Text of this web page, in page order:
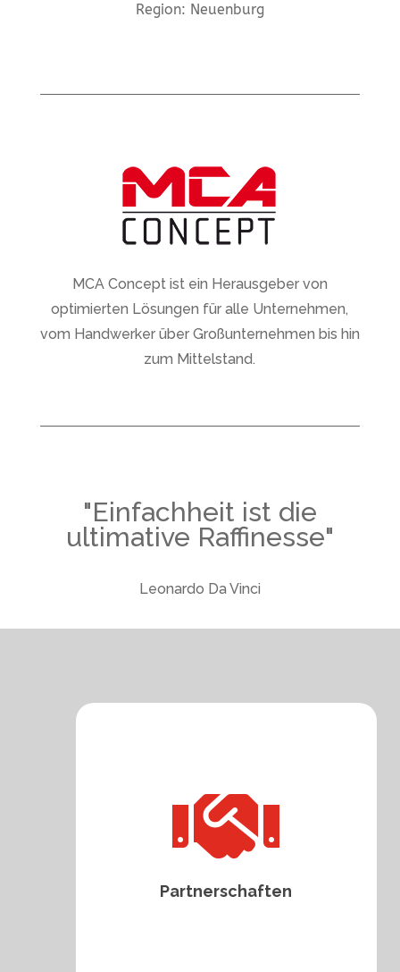
Region: Neuenburg
MCA Concept ist ein Herausgeber von
optimierten Lösungen für alle Unternehmen,
vom Handwerker über Großunternehmen bis hin
zum Mittelstand.
"Einfachheit ist die
ultimative Raffinesse"
Leonardo Da Vinci

Partnerschaften